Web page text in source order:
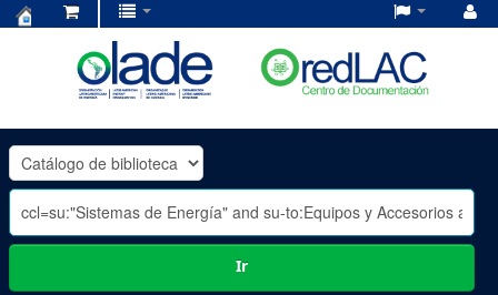
OLADE
-
Ir